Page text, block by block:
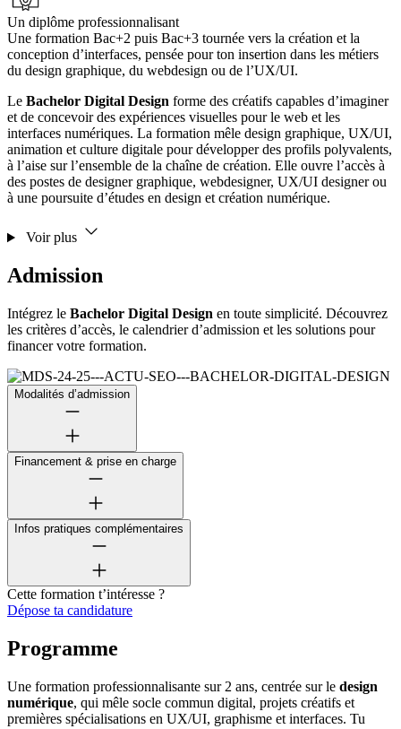
Un diplôme professionnalisant
Une formation Bac+2 puis Bac+3 tournée vers la création et la
conception d’interfaces, pensée pour ton insertion dans les métiers
du design graphique, du webdesign ou de l’UX/UI.
Le Bachelor Digital Design forme des créatifs capables d’imaginer
et de concevoir des expériences visuelles pour le web et les
interfaces numériques. La formation mêle design graphique, UX/UI,
animation et culture digitale pour développer des profils polyvalents,
à l’aise sur l’ensemble de la chaîne de création. Elle ouvre l’accès à
des postes de designer graphique, webdesigner, UX/UI designer ou
à une poursuite d’études en design et création numérique.
Voir plus
Admission
Intégrez le Bachelor Digital Design en toute simplicité. Découvrez
les critères d’accès, le calendrier d’admission et les solutions pour
financer votre formation.
Modalités d’admission
Financement & prise en charge
Infos pratiques complémentaires
Cette formation t’intéresse ?
Dépose ta candidature
Programme
Une formation professionnalisante sur 2 ans, centrée sur le design
numérique, qui mêle socle commun digital, projets créatifs et
premières spécialisations en UX/UI, graphisme et interfaces. Tu